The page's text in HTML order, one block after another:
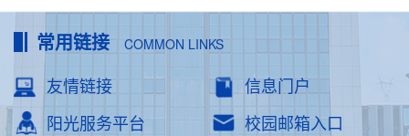
常用链接 COMMON LINKS
友情链接
信息门户
阳光服务平台
校园邮箱入口